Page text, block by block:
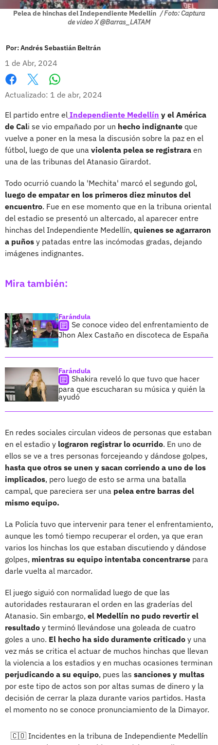
Pelea de hinchas del Independiente Medellín / Foto: Captura
de video X @Barras_LATAM
Por:Andrés Sebastián Beltrán
1 de Abr, 2024
Facebook
X
Actualizado: 1 de abr, 2024
El partido entre el Independiente Medellín y el América
de Cali se vio empañado por un hecho indignante que
vuelve a poner en la mesa la discusión sobre la paz en el
fútbol, luego de que una violenta pelea se registrara en
una de las tribunas del Atanasio Girardot.
Todo ocurrió cuando la 'Mechita' marcó el segundo gol,
luego de empatar en los primeros diez minutos del
encuentro. Fue en ese momento que en la tribuna oriental
del estadio se presentó un altercado, al aparecer entre
hinchas del Independiente Medellín, quienes se agarraron
a puños y patadas entre las incómodas gradas, dejando
imágenes indignantes.
Mira también:
Farándula
Se conoce video del enfrentamiento de
Jhon Alex Castaño en discoteca de España
Farándula
Shakira reveló lo que tuvo que hacer
para que escucharan su música y quién la
ayudó
En redes sociales circulan videos de personas que estaban
en el estadio y lograron registrar lo ocurrido. En uno de
ellos se ve a tres personas forcejeando y dándose golpes,
hasta que otros se unen y sacan corriendo a uno de los
implicados, pero luego de esto se arma una batalla
campal, que pareciera ser una pelea entre barras del
mismo equipo.
La Policía tuvo que intervenir para tener el enfrentamiento,
aunque les tomó tiempo recuperar el orden, ya que eran
varios los hinchas los que estaban discutiendo y dándose
golpes, mientras su equipo intentaba concentrarse para
darle vuelta al marcador.
El juego siguió con normalidad luego de que las
autoridades restauraran el orden en las graderías del
Atanasio. Sin embargo, el Medellín no pudo revertir el
resultado y terminó llevándose una goleada de cuatro
goles a uno. El hecho ha sido duramente criticado y una
vez más se critica el actuar de muchos hinchas que llevan
la violencia a los estadios y en muchas ocasiones terminan
perjudicando a su equipo, pues las sanciones y multas
por este tipo de actos son por altas sumas de dinero y la
decisión de cerrar la plaza durante varios partidos. Hasta
el momento no se conoce pronunciamiento de la Dimayor.
🇨🇴 Incidentes en la tribuna de Independiente Medellín